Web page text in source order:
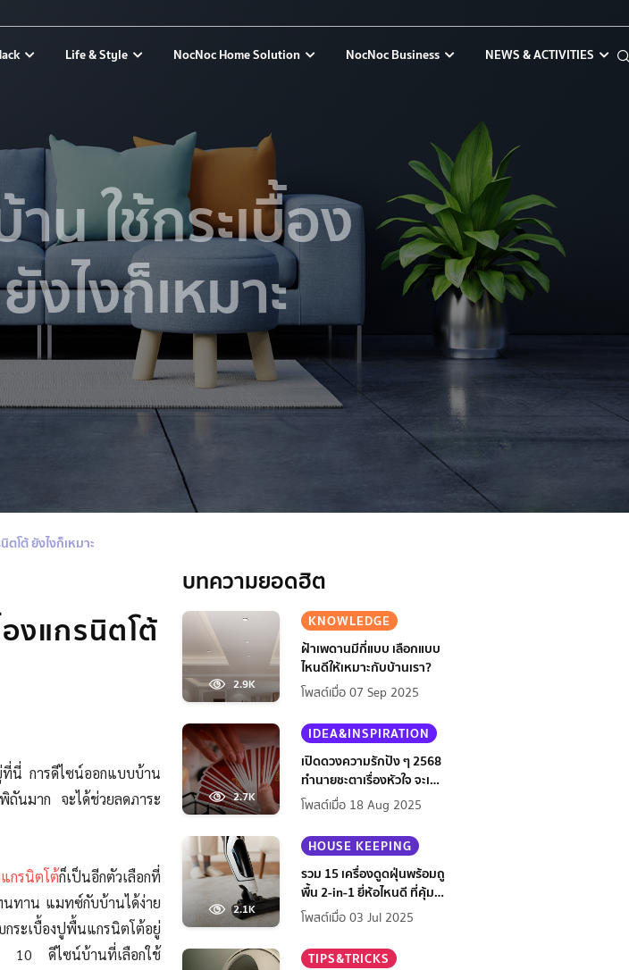
Life & Style NocNoc Home Solution NocNoc Business NEWS & ACTIVITIES
น ใช้กระเบื้อง
ไงก็เหมาะ
ตโต้ ยังไงก็เหมาะ
งแกรนิตโต้
ที่นี่ การดีไซน์ออกแบบบ้าน
ถันมาก จะได้ช่วยลดภาระ
แกรนิตโต้ก็เป็นอีกตัวเลือกที่
นทาน แมทซ์กับบ้านได้ง่าย
กระเบื้องปูพื้นแกรนิตโต้อยู่
10 ดีไซน์บ้านที่เลือกใช้
บทความยอดฮิต
2.9K
KNOWLEDGE
ฝ้าเพดานมีกี่แบบ เลือกแบบ
ไหนดีให้เหมาะกับบ้านเรา?
โพสต์เมื่อ 07 Sep 2025
2.7K
IDEA&INSPIRATION
เปิดดวงความรักปัง ๆ 2568
ทำนายชะตาเรื่องหัวใจ จะเป็น
ยังไงนะ
โพสต์เมื่อ 18 Aug 2025
2.1K
HOUSE KEEPING
รวม 15 เครื่องดูดฝุ่นพร้อมถู
พื้น 2-in-1 ยี่ห้อไหนดี ที่คุ้ม
ที่สุดในปี 2568
โพสต์เมื่อ 03 Jul 2025
TIPS&TRICKS